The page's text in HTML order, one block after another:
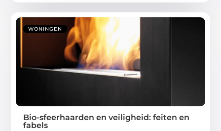
WONINGEN
Bio-sfeerhaarden en veiligheid: feiten en
fabels